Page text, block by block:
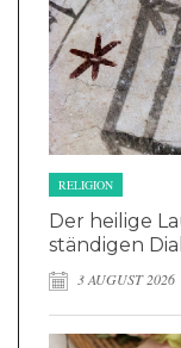
RELIGION
Der heilige
ständigen
3 AUGUST 2026